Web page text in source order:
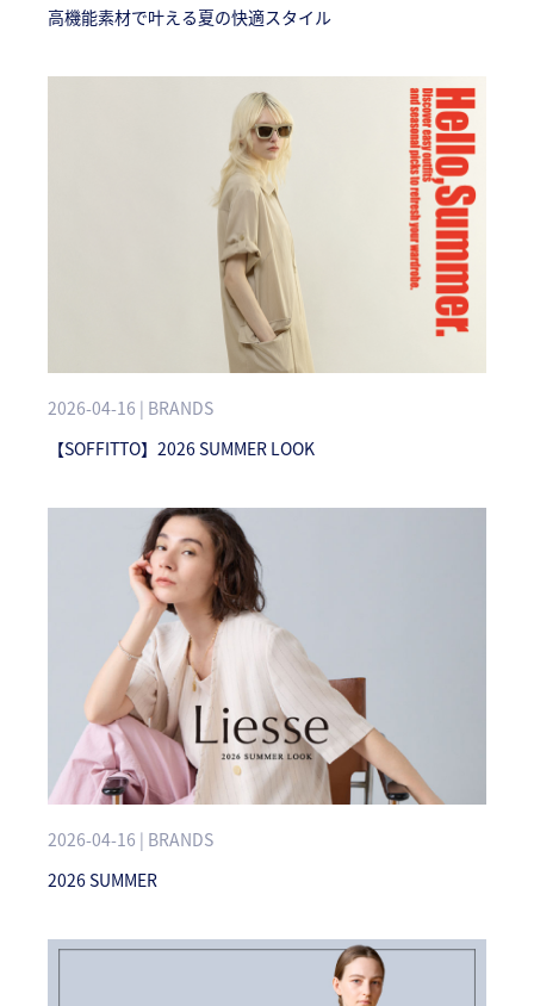
高機能素材で叶える夏の快適スタイル
2026-04-16 | BRANDS
【SOFFITTO】2026 SUMMER LOOK
2026-04-16 | BRANDS
2026 SUMMER